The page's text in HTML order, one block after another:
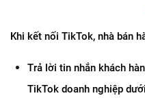
Khi kết nối TikTok, nhà bán
Trả lời tin nhắn khách
TikTok doanh nghiệp